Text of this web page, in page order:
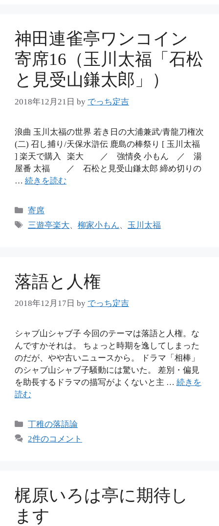
神田連雀亭ワンコイン
寄席16（玉川太福「石松
と見受山鎌太郎」）
2018年12月21日 by でっち定吉
浪曲 玉川太福の世界 若き日の大浦兼武/青龍刀権次
(二) 召し捕り/天保水滸伝 鹿島の棒祭り [ 玉川太福
] 楽天で購入 楽大 ／ 強情灸 小もん ／ 湯
屋番 太福 ／ 石松と見受山鎌太郎 締め切りの
… 続きを読む
カ
テ
寄席
タ
三遊亭楽大、柳家小もん、 玉川太福
落語と人権
2018年12月17日 by でっち定吉
シャブ山シャブ子 今回のテーマは落語と人権。な
んですかそれは。 ちょっと時期を逸してしまった
のだが、やや古いニュースから。 ドラマ「相棒」
のシャブ山シャブ子騒動には驚いた。 差別・偏見
を助長するドラマの描写がよくないと主 … 続きを
読む
カ
テ
丁稚の落語論
2件のコメント
梶原いろは亭に期待し
ます